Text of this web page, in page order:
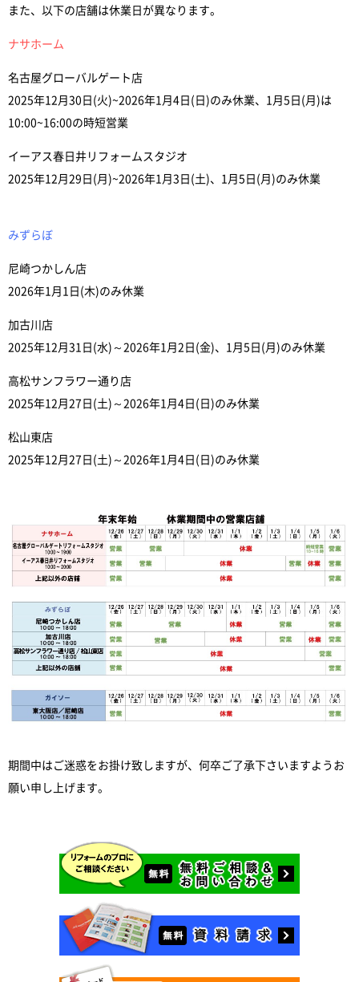
また、以下の店舗は休業日が異なります。
ナサホーム
名古屋グローバルゲート店
2025年12月30日(火)~2026年1月4日(日)のみ休業、1月5日(月)は
10:00~16:00の時短営業
イーアス春日井リフォームスタジオ
2025年12月29日(月)~2026年1月3日(土)、1月5日(月)のみ休業
みずらぼ
尼崎つかしん店
2026年1月1日(木)のみ休業
加古川店
2025年12月31日(水)～2026年1月2日(金)、1月5日(月)のみ休業
高松サンフラワー通り店
2025年12月27日(土)～2026年1月4日(日)のみ休業
松山東店
2025年12月27日(土)～2026年1月4日(日)のみ休業
期間中はご迷惑をお掛け致しますが、何卒ご了承下さいますようお
願い申し上げます。